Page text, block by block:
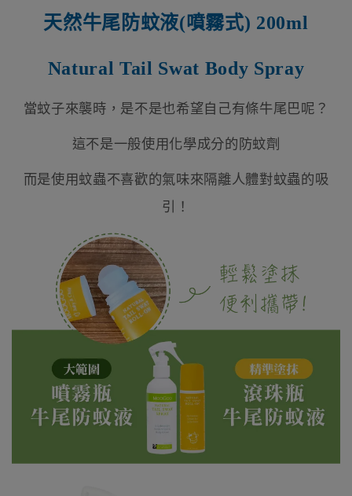
天然牛尾防蚊液(噴霧式) 200ml
Natural Tail Swat Body Spray
當蚊子來襲時，是不是也希望自己有條牛尾巴呢？
這不是一般使用化學成分的防蚊劑
而是使用蚊蟲不喜歡的氣味來隔離人體對蚊蟲的吸
引！